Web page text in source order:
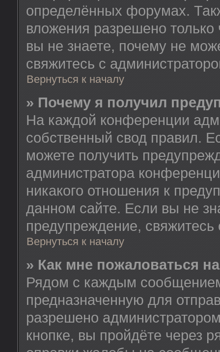
определённых форумах.
вложения разрешено
вы не знаете, почему не
свяжитесь с
Вернуться к началу
» Почему я получил
На каждой конференции
собственный свод правил.
можете получить
администратора
никакого отношения к
данном сайте. Если вы не
предупреждение,
Вернуться к началу
» Как мне пожаловаться
Рядом с каждым
предназначенную для
разрешено
кнопке, вы пройдёте через